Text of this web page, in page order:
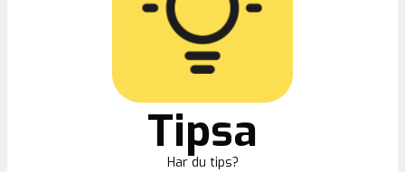
Tipsa
Har du tips?